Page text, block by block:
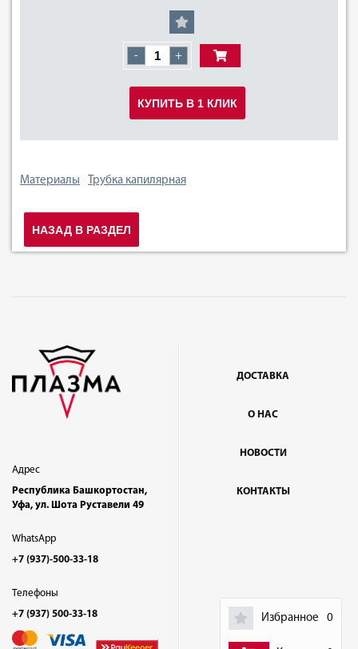
Избранное 0
- +
КУПИТЬ В 1 КЛИК
Материалы Трубка капилярная
НАЗАД В РАЗДЕЛ
Адрес
Республика Башкортостан,
Уфа, ул. Шота Руставели 49
WhatsApp
+7 (937)-500-33-18
Телефоны
+7 (937) 500-33-18
ДОСТАВКА
О НАС
НОВОСТИ
КОНТАКТЫ